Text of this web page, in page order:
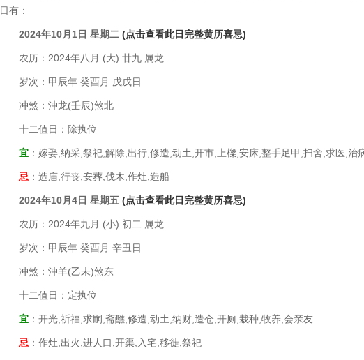
日有：
2024年10月1日 星期二 (点击查看此日完整黄历喜忌)
农历：2024年八月 (大) 廿九 属龙
岁次：甲辰年 癸酉月 戊戌日
冲煞：沖龙(壬辰)煞北
十二值日：除执位
宜 ：嫁娶,纳采,祭祀,解除,出行,修造,动土,开市,上樑,安床,整手足甲,扫舍,求医,治
忌 ：造庙,行丧,安葬,伐木,作灶,造船
2024年10月4日 星期五 (点击查看此日完整黄历喜忌)
农历：2024年九月 (小) 初二 属龙
岁次：甲辰年 癸酉月 辛丑日
冲煞：沖羊(乙未)煞东
十二值日：定执位
宜 ：开光,祈福,求嗣,斋醮,修造,动土,纳财,造仓,开厕,栽种,牧养,会亲友
忌 ：作灶,出火,进人口,开渠,入宅,移徙,祭祀